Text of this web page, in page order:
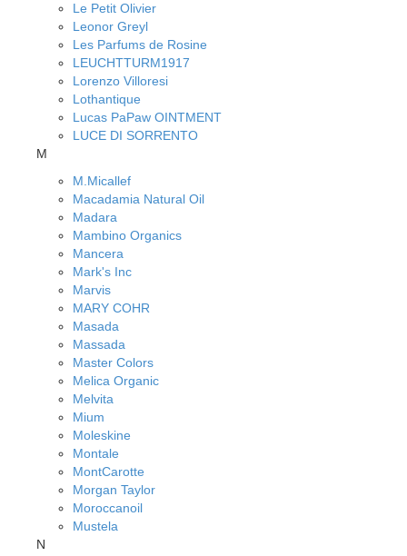
Le Petit Olivier
Leonor Greyl
Les Parfums de Rosine
LEUCHTTURM1917
Lorenzo Villoresi
Lothantique
Lucas PaPaw OINTMENT
LUCE DI SORRENTO
M
M.Micallef
Macadamia Natural Oil
Madara
Mambino Organics
Mancera
Mark's Inc
Marvis
MARY COHR
Masada
Massada
Master Colors
Melica Organic
Melvita
Mium
Moleskine
Montale
MontCarotte
Morgan Taylor
Moroccanoil
Mustela
N